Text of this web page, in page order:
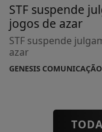
STF suspende
jogos de azar
STF suspende
azar
GENESIS COMUNICAÇÃO